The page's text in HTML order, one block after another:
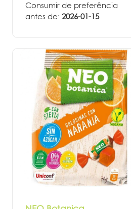
Consumir de preferência
antes de: 2026-01-15